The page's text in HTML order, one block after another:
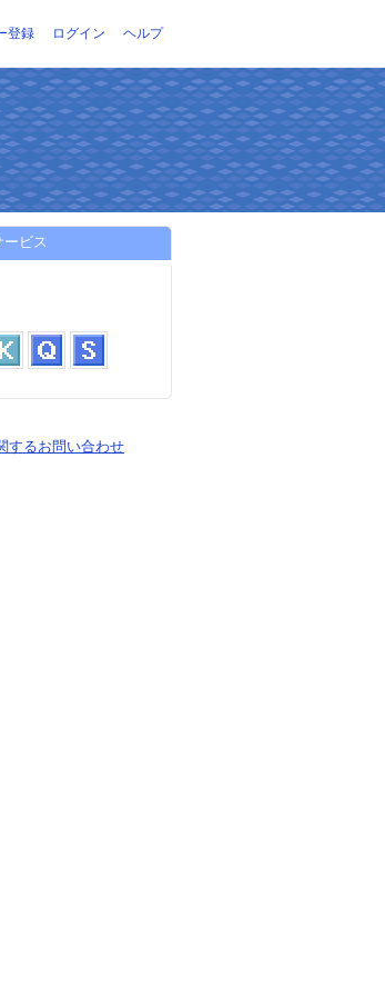
登録 ログイン ヘルプ
ビス
するお問い合わせ